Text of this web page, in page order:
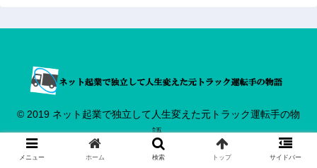
© 2019 ネット起業で独立して人生変えた元トラック運転手の物
語.
メニュー ホーム 検索 トップ サイドバー